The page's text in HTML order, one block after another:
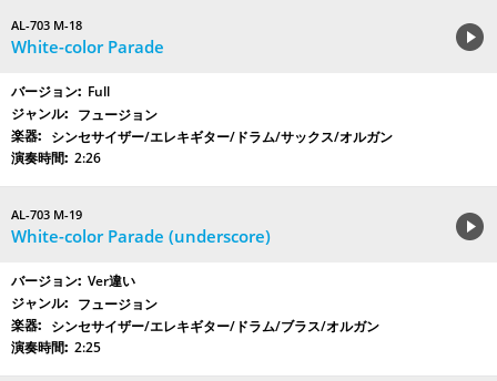
AL-703 M-18
White-color Parade
Full
フュージョン
シンセサイザー/エレキギター/ドラム/サックス/オルガン
2:26
AL-703 M-19
White-color Parade (underscore)
Ver違い
フュージョン
シンセサイザー/エレキギター/ドラム/ブラス/オルガン
2:25